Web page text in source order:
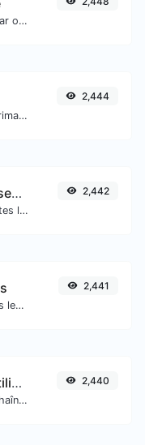
Triez les lignes de texte par ordre alphabétique (A-Z ou Z-A) facilement.
Minifiez votre JS en supprimant tous les caractères inutiles.
2,444
Suppresseur de balises HTML
Supprimez facilement toutes les balises HTML d'un bloc de texte.
2,442
Supprimez facilement tous les emojis de n'importe quel texte.
2,441
Analyseur d'agent utilisateur
Analyser les détails des chaînes d'agent utilisateur.
2,440